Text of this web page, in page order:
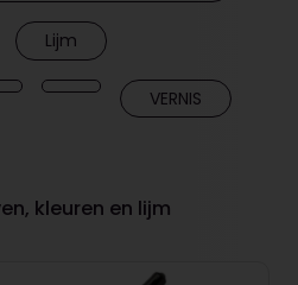
Lijm
VERNIS
kleuren en lijm